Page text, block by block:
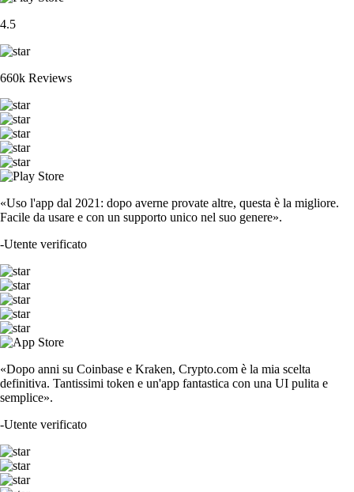
4.5
660k Reviews
«Uso l'app dal 2021: dopo averne provate altre, questa è la migliore.
Facile da usare e con un supporto unico nel suo genere».
-Utente verificato
«Dopo anni su Coinbase e Kraken, Crypto.com è la mia scelta
definitiva. Tantissimi token e un'app fantastica con una UI pulita e
semplice».
-Utente verificato